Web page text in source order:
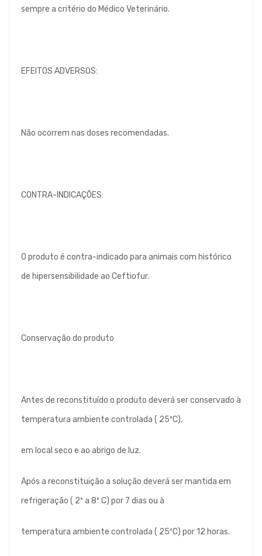
sempre a critério do Médico Veterinário.
EFEITOS ADVERSOS:
Não ocorrem nas doses recomendadas.
CONTRA-INDICAÇÕES:
O produto é contra-indicado para animais com histórico
de hipersensibilidade ao Ceftiofur.
Conservação do produto
Antes de reconstituído o produto deverá ser conservado à
temperatura ambiente controlada ( 25ºC),
em local seco e ao abrigo de luz.
Após a reconstituição a solução deverá ser mantida em
refrigeração ( 2º a 8º C) por 7 dias ou à
temperatura ambiente controlada ( 25ºC) por 12 horas.